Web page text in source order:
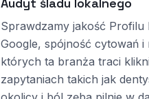
Sprawdzamy jakość Profilu
Google, spójność cytowań i
których ta branża traci
zapytaniach takich jak